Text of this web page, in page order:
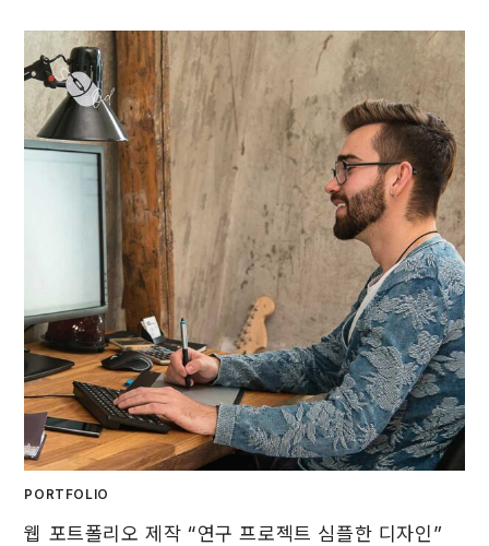
PORTFOLIO
웹 포트폴리오 제작 “연구 프로젝트 심플한 디자인”